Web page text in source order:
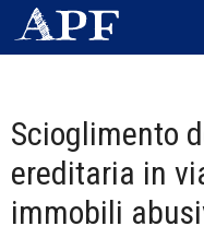
Scioglimento
ereditaria in
immobili